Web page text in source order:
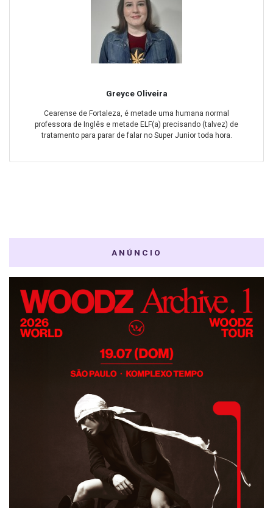
Greyce Oliveira
Cearense de Fortaleza, é metade uma humana normal
professora de Inglês e metade ELF(a) precisando (talvez) de
tratamento para parar de falar no Super Junior toda hora.
ANÚNCIO